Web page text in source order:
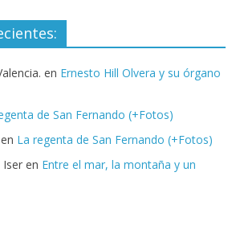
en Ernesto Hill Olvera y su órgano
de San Fernando (+Fotos)
en La regenta de San Fernando (+Fotos)
Iser en Entre el mar, la montaña y un